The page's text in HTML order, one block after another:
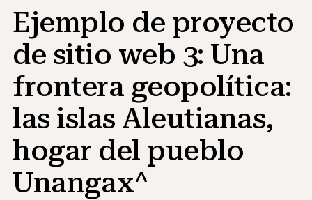
Herramientas para el aula
Cursos
institutos
Enseñanza de Habilidades de
Investigación
Asesoramiento a estudiantes de NHD
Noticias y Eventos
Ejemplo de proyecto
de sitio web 3: Una
frontera geopolítica:
las islas Aleutianas,
hogar del pueblo
Unangax^